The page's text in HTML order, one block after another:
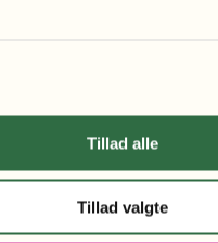
Tillad alle
Tillad valgte